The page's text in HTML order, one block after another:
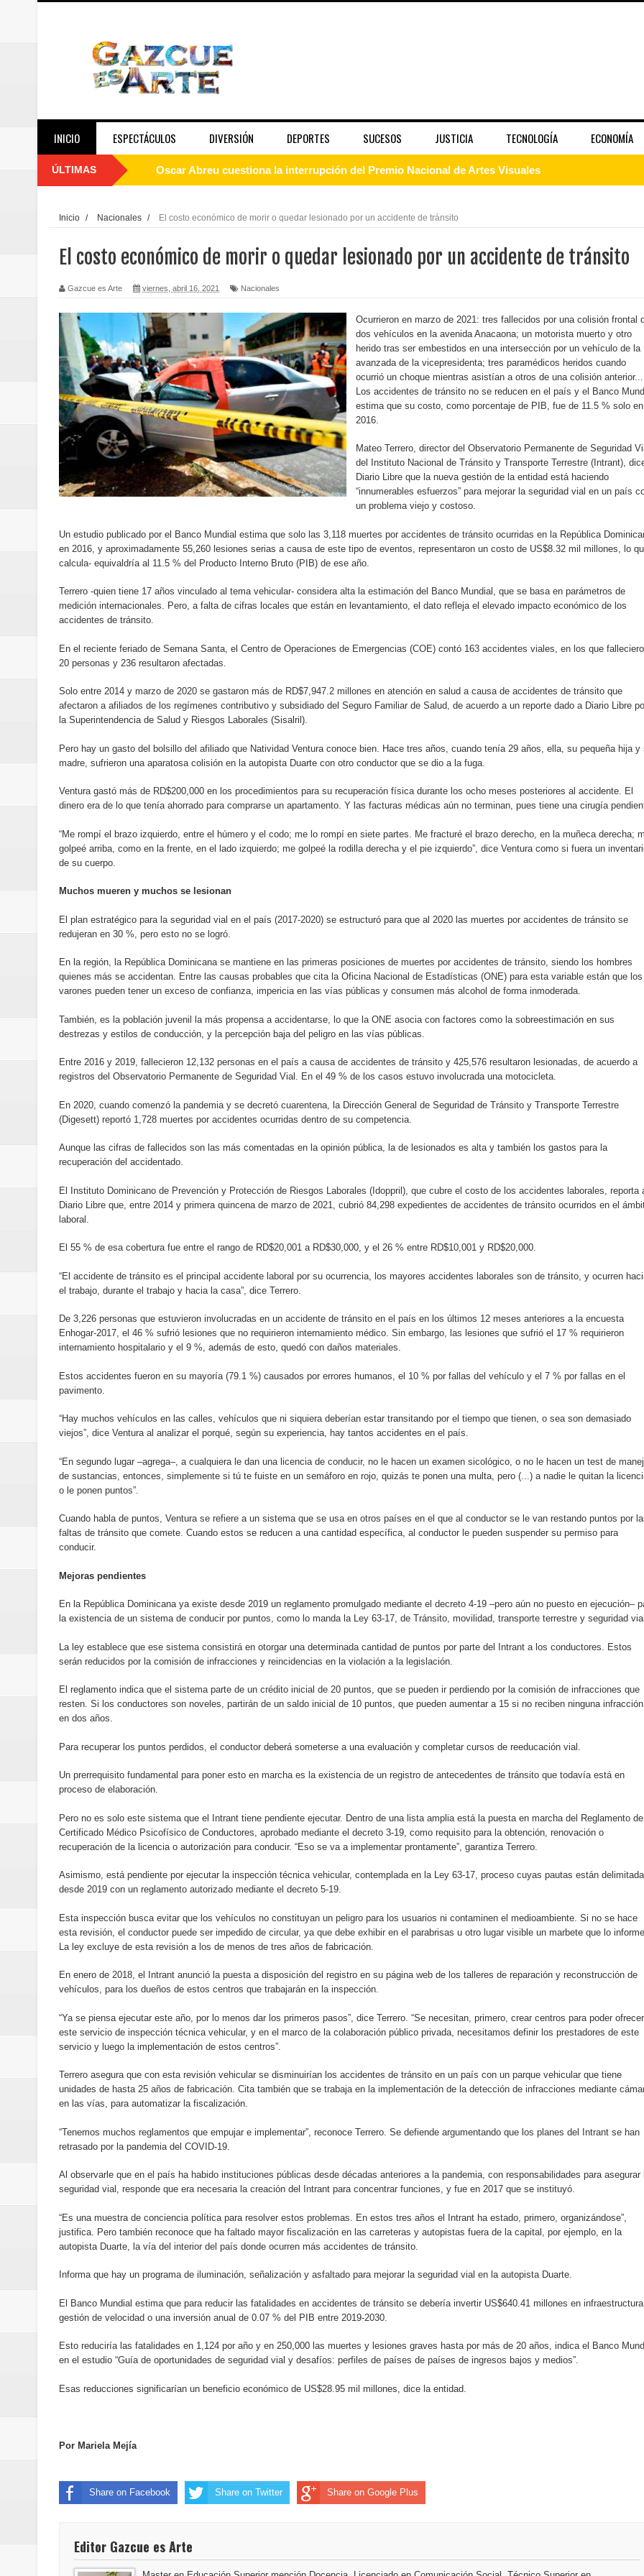
INICIO ESPECTÁCULOS DIVERSIÓN DEPORTES SUCESOS JUSTICIA TECNOLOGÍA ECONOMÍA
ÚLTIMAS Oscar Abreu cuestiona la interrupción del Premio Nacional de Artes Visuales
Pavel Núñez y su Bipolarband deslumbran con una noche de fusiones e invitados de lujo en el
Banreservas y Banco Popular abordan retos y oportunidades del sistema financiero nacional
“Los Rechazados 2” llega a los cines impulsada por la franquicia dominicana más taquillera del
Designan a Angelina Biviana Riveiro como vicepresidenta ejecutiva de Fiduciaria Reservas
Humano Seguros inaugura nueva localidad de Oficina Regional Este en La Romana
Banreservas destina RD$5,000 millones para emprendedoras en la segunda edición del Summit
Sexappeal celebra 25 años de trayectoria artística con nuevo álbum, renovación de su equipo y
conmemorativos
Maridalia Hernández y El Canario se unen al regreso de Pavel Núñez y su “Bipolarband” a Hard
Doctor Leonardo Aguilera afirma que Banreservas seguirá impulsando la seguridad alimentaria
del mapa del hambre
Banreservas inaugura oficina en el Centro de Retención de Vehículos de Pedro Brand
SEPROI obtiene certificación ISO 37001 y se convierte en la primera empresa del sector con
Antisoborno certificado
Humano Seguros transforma la emisión de pólizas con Inteligencia Artificial y reduce el proceso
minutos
la batuta del maestro José Antonio Molina
Euromoney reconoce a Banreservas como Mejor Banco del Caribe y le otorga cinco premios
Estable
de los Centroamericanos y del Caribe
Inicio / Nacionales / El costo económico de morir o quedar lesionado por un accidente de tránsito
El costo económico de morir o quedar lesionado por un accidente de tránsito
Gazcue es Arte viernes, abril 16, 2021 Nacionales
Ocurrieron en marzo de 2021: tres fallecidos por una colisión frontal
dos vehículos en la avenida Anacaona; un motorista muerto y otro
herido tras ser embestidos en una intersección por un vehículo de la
avanzada de la vicepresidenta; tres paramédicos heridos cuando
ocurrió un choque mientras asistían a otros de una colisión anterior...
Los accidentes de tránsito no se reducen en el país y el Banco
estima que su costo, como porcentaje de PIB, fue de 11.5 % solo en
2016.
Mateo Terrero, director del Observatorio Permanente de Seguridad
del Instituto Nacional de Tránsito y Transporte Terrestre (Intrant),
Diario Libre que la nueva gestión de la entidad está haciendo
“innumerables esfuerzos” para mejorar la seguridad vial en un país
un problema viejo y costoso.
Un estudio publicado por el Banco Mundial estima que solo las 3,118 muertes por accidentes de tránsito ocurridas en la República
en 2016, y aproximadamente 55,260 lesiones serias a causa de este tipo de eventos, representaron un costo de US$8.32 mil millones, lo
calcula- equivaldría al 11.5 % del Producto Interno Bruto (PIB) de ese año.
Terrero -quien tiene 17 años vinculado al tema vehicular- considera alta la estimación del Banco Mundial, que se basa en parámetros de
medición internacionales. Pero, a falta de cifras locales que están en levantamiento, el dato refleja el elevado impacto económico de los
accidentes de tránsito.
En el reciente feriado de Semana Santa, el Centro de Operaciones de Emergencias (COE) contó 163 accidentes viales, en los que
20 personas y 236 resultaron afectadas.
Solo entre 2014 y marzo de 2020 se gastaron más de RD$7,947.2 millones en atención en salud a causa de accidentes de tránsito que
afectaron a afiliados de los regímenes contributivo y subsidiado del Seguro Familiar de Salud, de acuerdo a un reporte dado a Diario Libre
la Superintendencia de Salud y Riesgos Laborales (Sisalril).
Pero hay un gasto del bolsillo del afiliado que Natividad Ventura conoce bien. Hace tres años, cuando tenía 29 años, ella, su pequeña hija y
madre, sufrieron una aparatosa colisión en la autopista Duarte con otro conductor que se dio a la fuga.
Ventura gastó más de RD$200,000 en los procedimientos para su recuperación física durante los ocho meses posteriores al accidente. El
dinero era de lo que tenía ahorrado para comprarse un apartamento. Y las facturas médicas aún no terminan, pues tiene una cirugía
“Me rompí el brazo izquierdo, entre el húmero y el codo; me lo rompí en siete partes. Me fracturé el brazo derecho, en la muñeca derecha;
golpeé arriba, como en la frente, en el lado izquierdo; me golpeé la rodilla derecha y el pie izquierdo”, dice Ventura como si fuera un
de su cuerpo.
Muchos mueren y muchos se lesionan
El plan estratégico para la seguridad vial en el país (2017-2020) se estructuró para que al 2020 las muertes por accidentes de tránsito se
redujeran en 30 %, pero esto no se logró.
En la región, la República Dominicana se mantiene en las primeras posiciones de muertes por accidentes de tránsito, siendo los hombres
quienes más se accidentan. Entre las causas probables que cita la Oficina Nacional de Estadísticas (ONE) para esta variable están que los
varones pueden tener un exceso de confianza, impericia en las vías públicas y consumen más alcohol de forma inmoderada.
También, es la población juvenil la más propensa a accidentarse, lo que la ONE asocia con factores como la sobreestimación en sus
destrezas y estilos de conducción, y la percepción baja del peligro en las vías públicas.
Entre 2016 y 2019, fallecieron 12,132 personas en el país a causa de accidentes de tránsito y 425,576 resultaron lesionadas, de acuerdo a
registros del Observatorio Permanente de Seguridad Vial. En el 49 % de los casos estuvo involucrada una motocicleta.
En 2020, cuando comenzó la pandemia y se decretó cuarentena, la Dirección General de Seguridad de Tránsito y Transporte Terrestre
(Digesett) reportó 1,728 muertes por accidentes ocurridas dentro de su competencia.
Aunque las cifras de fallecidos son las más comentadas en la opinión pública, la de lesionados es alta y también los gastos para la
recuperación del accidentado.
El Instituto Dominicano de Prevención y Protección de Riesgos Laborales (Idoppril), que cubre el costo de los accidentes laborales, reporta
Diario Libre que, entre 2014 y primera quincena de marzo de 2021, cubrió 84,298 expedientes de accidentes de tránsito ocurridos en el
laboral.
El 55 % de esa cobertura fue entre el rango de RD$20,001 a RD$30,000, y el 26 % entre RD$10,001 y RD$20,000.
“El accidente de tránsito es el principal accidente laboral por su ocurrencia, los mayores accidentes laborales son de tránsito, y ocurren
el trabajo, durante el trabajo y hacia la casa”, dice Terrero.
De 3,226 personas que estuvieron involucradas en un accidente de tránsito en el país en los últimos 12 meses anteriores a la encuesta
Enhogar-2017, el 46 % sufrió lesiones que no requirieron internamiento médico. Sin embargo, las lesiones que sufrió el 17 % requirieron
internamiento hospitalario y el 9 %, además de esto, quedó con daños materiales.
Estos accidentes fueron en su mayoría (79.1 %) causados por errores humanos, el 10 % por fallas del vehículo y el 7 % por fallas en el
pavimento.
“Hay muchos vehículos en las calles, vehículos que ni siquiera deberían estar transitando por el tiempo que tienen, o sea son demasiado
viejos”, dice Ventura al analizar el porqué, según su experiencia, hay tantos accidentes en el país.
“En segundo lugar –agrega–, a cualquiera le dan una licencia de conducir, no le hacen un examen sicológico, o no le hacen un test de
de sustancias, entonces, simplemente si tú te fuiste en un semáforo en rojo, quizás te ponen una multa, pero (...) a nadie le quitan la
o le ponen puntos”.
Cuando habla de puntos, Ventura se refiere a un sistema que se usa en otros países en el que al conductor se le van restando puntos por
faltas de tránsito que comete. Cuando estos se reducen a una cantidad específica, al conductor le pueden suspender su permiso para
conducir.
Mejoras pendientes
En la República Dominicana ya existe desde 2019 un reglamento promulgado mediante el decreto 4-19 –pero aún no puesto en ejecución–
la existencia de un sistema de conducir por puntos, como lo manda la Ley 63-17, de Tránsito, movilidad, transporte terrestre y seguridad
La ley establece que ese sistema consistirá en otorgar una determinada cantidad de puntos por parte del Intrant a los conductores. Estos
serán reducidos por la comisión de infracciones y reincidencias en la violación a la legislación.
El reglamento indica que el sistema parte de un crédito inicial de 20 puntos, que se pueden ir perdiendo por la comisión de infracciones que
resten. Si los conductores son noveles, partirán de un saldo inicial de 10 puntos, que pueden aumentar a 15 si no reciben ninguna infracción
en dos años.
Para recuperar los puntos perdidos, el conductor deberá someterse a una evaluación y completar cursos de reeducación vial.
Un prerrequisito fundamental para poner esto en marcha es la existencia de un registro de antecedentes de tránsito que todavía está en
proceso de elaboración.
Pero no es solo este sistema que el Intrant tiene pendiente ejecutar. Dentro de una lista amplia está la puesta en marcha del Reglamento de
Certificado Médico Psicofísico de Conductores, aprobado mediante el decreto 3-19, como requisito para la obtención, renovación o
recuperación de la licencia o autorización para conducir. “Eso se va a implementar prontamente”, garantiza Terrero.
Asimismo, está pendiente por ejecutar la inspección técnica vehicular, contemplada en la Ley 63-17, proceso cuyas pautas están
desde 2019 con un reglamento autorizado mediante el decreto 5-19.
Esta inspección busca evitar que los vehículos no constituyan un peligro para los usuarios ni contaminen el medioambiente. Si no se hace
esta revisión, el conductor puede ser impedido de circular, ya que debe exhibir en el parabrisas u otro lugar visible un marbete que lo informe.
La ley excluye de esta revisión a los de menos de tres años de fabricación.
En enero de 2018, el Intrant anunció la puesta a disposición del registro en su página web de los talleres de reparación y reconstrucción de
vehículos, para los dueños de estos centros que trabajarán en la inspección.
“Ya se piensa ejecutar este año, por lo menos dar los primeros pasos”, dice Terrero. “Se necesitan, primero, crear centros para poder ofrecer
este servicio de inspección técnica vehicular, y en el marco de la colaboración público privada, necesitamos definir los prestadores de este
servicio y luego la implementación de estos centros”.
Terrero asegura que con esta revisión vehicular se disminuirían los accidentes de tránsito en un país con un parque vehicular que tiene
unidades de hasta 25 años de fabricación. Cita también que se trabaja en la implementación de la detección de infracciones mediante
en las vías, para automatizar la fiscalización.
“Tenemos muchos reglamentos que empujar e implementar”, reconoce Terrero. Se defiende argumentando que los planes del Intrant se han
retrasado por la pandemia del COVID-19.
Al observarle que en el país ha habido instituciones públicas desde décadas anteriores a la pandemia, con responsabilidades para asegurar
seguridad vial, responde que era necesaria la creación del Intrant para concentrar funciones, y fue en 2017 que se instituyó.
“Es una muestra de conciencia política para resolver estos problemas. En estos tres años el Intrant ha estado, primero, organizándose”,
justifica. Pero también reconoce que ha faltado mayor fiscalización en las carreteras y autopistas fuera de la capital, por ejemplo, en la
autopista Duarte, la vía del interior del país donde ocurren más accidentes de tránsito.
Informa que hay un programa de iluminación, señalización y asfaltado para mejorar la seguridad vial en la autopista Duarte.
El Banco Mundial estima que para reducir las fatalidades en accidentes de tránsito se debería invertir US$640.41 millones en
gestión de velocidad o una inversión anual de 0.07 % del PIB entre 2019-2030.
Esto reduciría las fatalidades en 1,124 por año y en 250,000 las muertes y lesiones graves hasta por más de 20 años, indica el Banco
en el estudio “Guía de oportunidades de seguridad vial y desafíos: perfiles de países de países de ingresos bajos y medios”.
Esas reducciones significarían un beneficio económico de US$28.95 mil millones, dice la entidad.
Por Mariela Mejía
Share on Facebook Share on Twitter Share on Google Plus
Editor Gazcue es Arte